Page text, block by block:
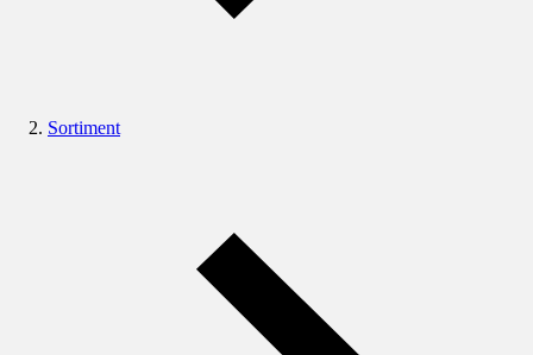
Sortiment